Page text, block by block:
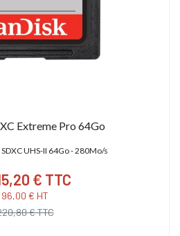
Extreme Pro 64Go
UHS-II 64Go - 280Mo/s
€ TTC
96,00 € HT
€ TTC